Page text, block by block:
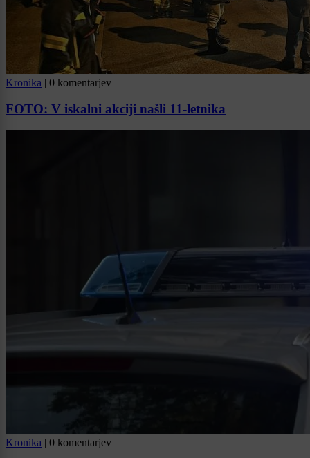
Kronika | 0 komentarjev
FOTO: V iskalni akciji našli 11-letnika
Kronika | 0 komentarjev